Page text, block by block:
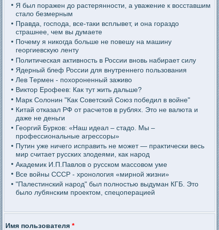
Я был поражен до растерянности, а уважение к восставшим
стало безмерным
Правда, господа, все-таки всплывет, и она гораздо
страшнее, чем вы думаете
Почему я никогда больше не повешу на машину
георгиевскую ленту
Политическая активность в России вновь набирает силу
Ядерный блеф России для внутреннего пользования
Лев Термен - похороненный заживо
Виктор Ерофеев: Как тут жить дальше?
Марк Солонин "Как Советский Союз победил в войне"
Китай отказал РФ от расчетов в рублях. Это не валюта и
даже не деньги
Георгий Бурков: «Наш идеал – стадо. Мы –
профессиональные агрессоры»
Путин уже ничего исправить не может — практически весь
мир считает русских злодеями, как народ
Академик И.П.Павлов о русском массовом уме
Все войны СССР - хронология «мирной жизни»
"Палестинский народ" был полностью выдуман КГБ. Это
было лубянским проектом, спецоперацией
Имя пользователя*